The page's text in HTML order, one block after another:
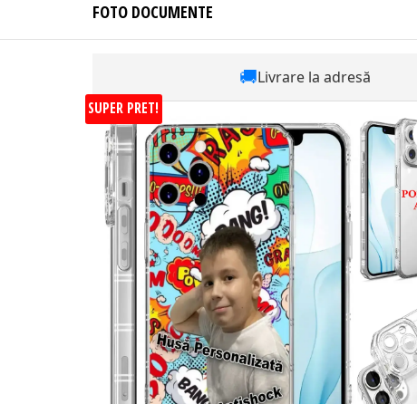
FOTO DOCUMENTE
🚚Livrare la adresă
SUPER PRET!